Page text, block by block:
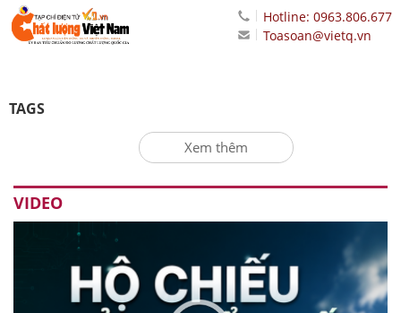
Hotline: 0963.806.677
Toasoan@vietq.vn
TAGS
Xem thêm
VIDEO